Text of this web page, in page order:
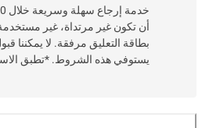
أن تكون غير مرتداة، غير
بطاقة التعليق مرفقة. لا يمكننا
يستوفي هذه الشروط. *تطبق